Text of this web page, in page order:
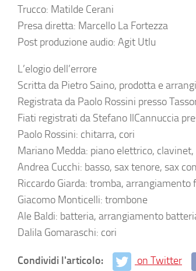
Trucco: Matilde Cerani
Presa diretta: Marcello La Fortezza
Post produzione audio: Agit Utlu
L’elogio dell’errore
Scritta da Pietro Saino, prodotta e
Registrata da Paolo Rossini presso
Fiati registrati da Stefano IlCannuccia
Paolo Rossini: chitarra, cori
Mariano Medda: piano elettrico,
Andrea Cucchi: basso, sax tenore, sax
Riccardo Giarda: tromba, arrangiamento
Giacomo Monticelli: trombone
Ale Baldi: batteria, arrangiamento
Dalila Gomaraschi: cori
Condividi l'articolo: on Twitter